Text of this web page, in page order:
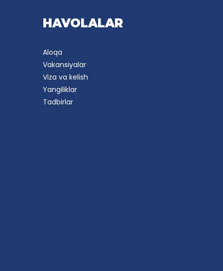
HAVOLALAR
Aloqa
Vakansiyalar
Viza va kelish
Yangiliklar
Tadbirlar